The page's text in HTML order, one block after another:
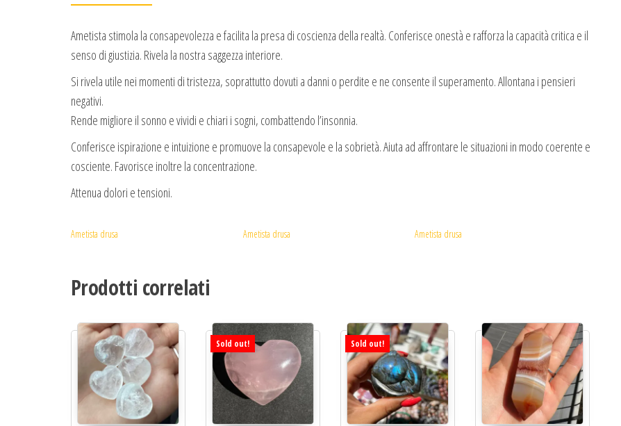
Ametista stimola la consapevolezza e facilita la presa di coscienza della realtà. Conferisce onestà e rafforza la capacità critica e il
senso di giustizia. Rivela la nostra saggezza interiore.
Si rivela utile nei momenti di tristezza, soprattutto dovuti a danni o perdite e ne consente il superamento. Allontana i pensieri
negativi.
Rende migliore il sonno e vividi e chiari i sogni, combattendo l’insonnia.
Conferisce ispirazione e intuizione e promuove la consapevole e la sobrietà. Aiuta ad affrontare le situazioni in modo coerente e
cosciente. Favorisce inoltre la concentrazione.
Attenua dolori e tensioni.
Ametista drusa Ametista drusa Ametista drusa
Prodotti correlati
Sold out! Sold out!